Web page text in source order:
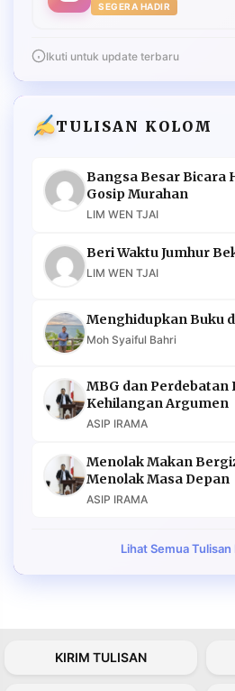
SEGERA HADIR
Ikuti untuk update terbaru
TULISAN KOLOM
Bangsa Besar Bicara
Gosip Murahan
LIM WEN TJAI
Beri Waktu Jumhur
LIM WEN TJAI
Menghidupkan Buku
Moh Syaiful Bahri
MBG dan Perdebatan
Kehilangan Argumen
ASIP IRAMA
Menolak Makan
Menolak Masa Depan
ASIP IRAMA
Lihat Semua
KIRIM TULISAN